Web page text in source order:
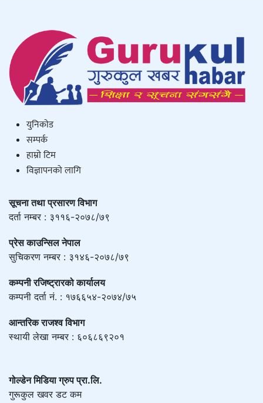
युनिकाेड
सम्पर्क
हाम्राे टिम
विज्ञापनको लागि
सूचना तथा प्रसारण विभाग
दर्ता नम्बर : ३११६-२०७८/७९
प्रेस काउन्सिल नेपाल
सुचिकरण नम्बर : ३१४६-२०७८/७९
कम्पनी रजिष्ट्रारको कार्यालय
कम्पनी दर्ता नं. : १७६६५४-२०७४/७५
आन्तरिक राजश्व विभाग
स्थायी लेखा नम्बर : ६०६८६९२०१
गोल्डेन मिडिया ग्रुप प्रा.लि.
गुरूकुल खवर डट कम